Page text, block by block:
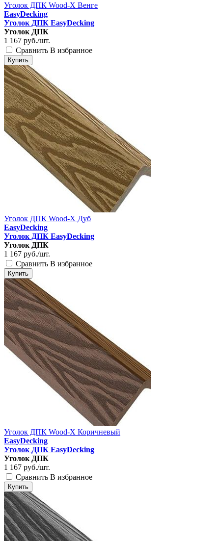
Уголок ДПК Wood-X Венге
EasyDecking
Уголок ДПК EasyDecking
Уголок ДПК
1 167 руб./шт.
Сравнить В избранное
Купить
Уголок ДПК Wood-X Дуб
EasyDecking
Уголок ДПК EasyDecking
Уголок ДПК
1 167 руб./шт.
Сравнить В избранное
Купить
Уголок ДПК Wood-X Коричневый
EasyDecking
Уголок ДПК EasyDecking
Уголок ДПК
1 167 руб./шт.
Сравнить В избранное
Купить